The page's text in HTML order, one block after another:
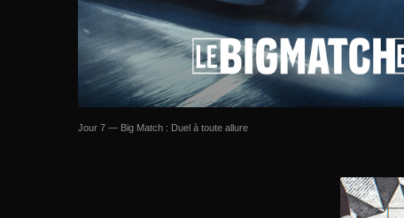
Jour 7 — Big Match : Duel à toute allure